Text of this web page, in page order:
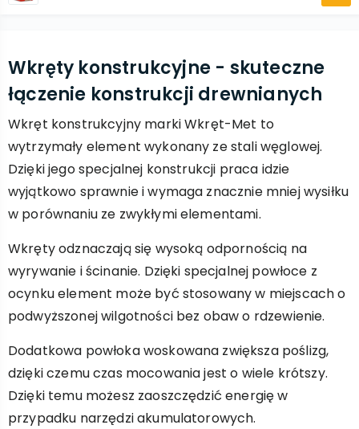
Wkręty konstrukcyjne - skuteczne
łączenie konstrukcji drewnianych
Wkręt konstrukcyjny marki Wkręt-Met to
wytrzymały element wykonany ze stali węglowej.
Dzięki jego specjalnej konstrukcji praca idzie
wyjątkowo sprawnie i wymaga znacznie mniej wysiłku
w porównaniu ze zwykłymi elementami.
Wkręty odznaczają się wysoką odpornością na
wyrywanie i ścinanie. Dzięki specjalnej powłoce z
ocynku element może być stosowany w miejscach o
podwyższonej wilgotności bez obaw o rdzewienie.
Dodatkowa powłoka woskowana zwiększa poślizg,
dzięki czemu czas mocowania jest o wiele krótszy.
Dzięki temu możesz zaoszczędzić energię w
przypadku narzędzi akumulatorowych.